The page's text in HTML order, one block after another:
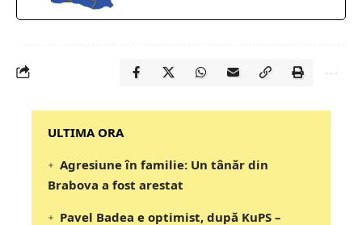
‎‎‎‎‎‎‎ULTIMA ORA
Agresiune în familie: Un tânăr din
Brabova a fost arestat
Pavel Badea e optimist, după KuPS –